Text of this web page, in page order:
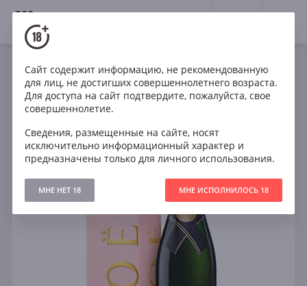
18+
Игристое
Франция
Moet & Chandon Brut Imperial Rose in gift box
Сайт содержит информацию, не рекомендованную
для лиц, не достигших совершеннолетнего возраста.
Для доступа на сайт подтвердите, пожалуйста, свое
совершеннолетие.
Сведения, размещенные на сайте, носят
исключительно информационный характер и
предназначены только для личного использования.
МНЕ НЕТ 18 МНЕ ИСПОЛНИЛОСЬ 18